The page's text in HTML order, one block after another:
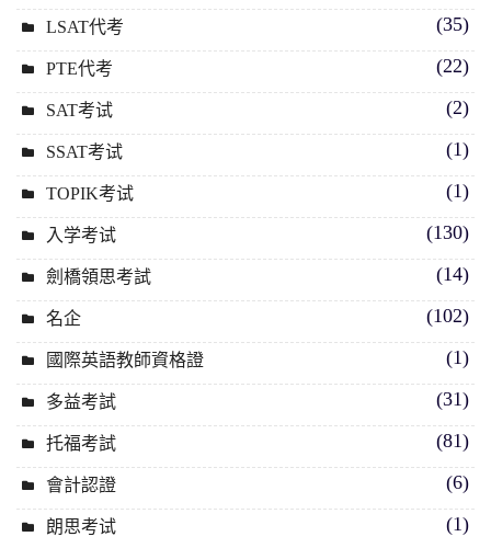
LSAT代考 (35)
PTE代考 (22)
SAT考试 (2)
SSAT考试 (1)
TOPIK考试 (1)
入学考试 (130)
劍橋領思考試 (14)
名企 (102)
國際英語教師資格證 (1)
多益考試 (31)
托福考試 (81)
會計認證 (6)
朗思考试 (1)